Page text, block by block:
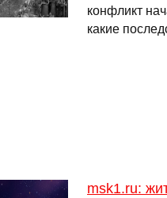
конфликт
какие
msk1.ru: